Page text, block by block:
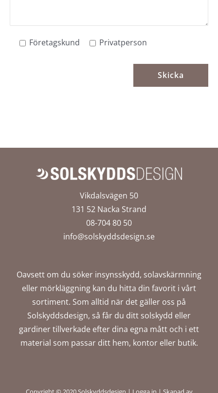
Företagskund Privatperson
Vikdalsvägen 50
131 52 Nacka Strand
08-704 80 50
info@solskyddsdesign.se
Oavsett om du söker insynsskydd, solavskärmning
eller mörkläggning kan du hitta din favorit i vårt
sortiment. Som alltid när det gäller oss på
Solskyddsdesign, så får du ditt solskydd eller
gardiner tillverkade efter dina egna mått och i ett
material som passar ditt hem, kontor eller butik.